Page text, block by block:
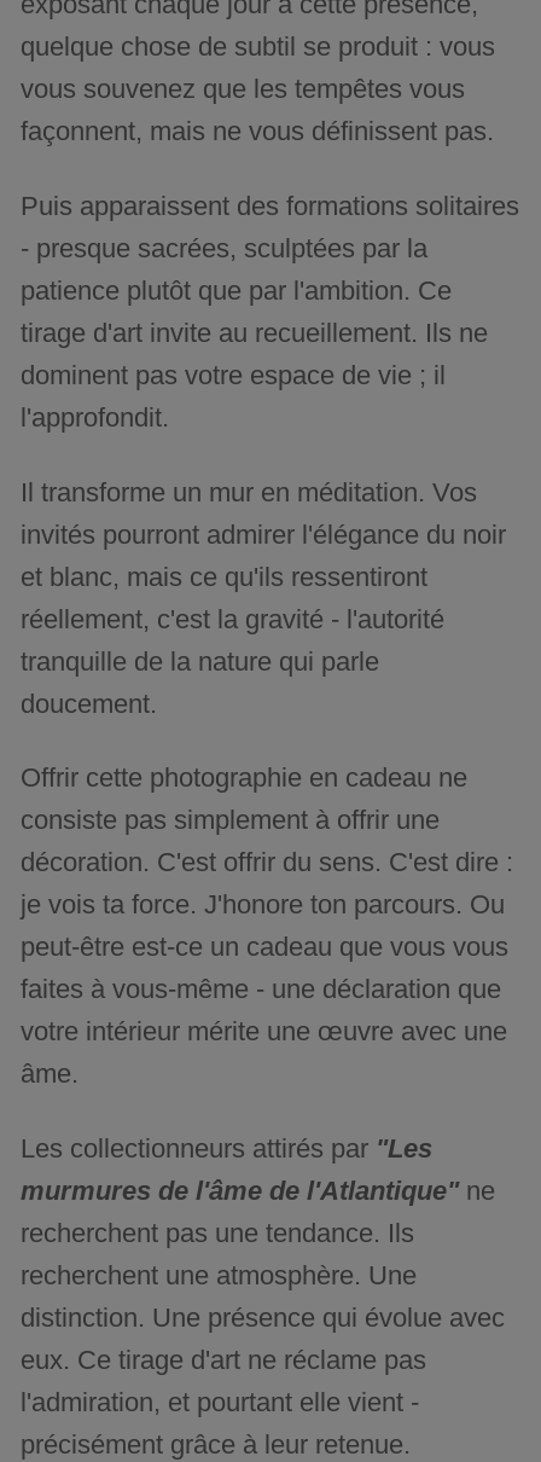
quelque chose de subtil se produit : vous
vous souvenez que les tempêtes vous
façonnent, mais ne vous définissent pas.
Puis apparaissent des formations solitaires
- presque sacrées, sculptées par la
patience plutôt que par l'ambition. Ce
tirage d'art invite au recueillement. Ils ne
dominent pas votre espace de vie ; il
l'approfondit.
Il transforme un mur en méditation. Vos
invités pourront admirer l'élégance du noir
et blanc, mais ce qu'ils ressentiront
réellement, c'est la gravité - l'autorité
tranquille de la nature qui parle
doucement.
Offrir cette photographie en cadeau ne
consiste pas simplement à offrir une
décoration. C'est offrir du sens. C'est dire :
je vois ta force. J'honore ton parcours. Ou
peut-être est-ce un cadeau que vous vous
faites à vous-même - une déclaration que
votre intérieur mérite une œuvre avec une
âme.
Les collectionneurs attirés par "Les
murmures de l'âme de l'Atlantique"ne
recherchent pas une tendance. Ils
recherchent une atmosphère. Une
distinction. Une présence qui évolue avec
eux. Ce tirage d'art ne réclame pas
l'admiration, et pourtant elle vient -
précisément grâce à leur retenue.